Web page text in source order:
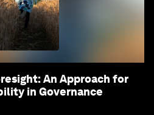
An Approach for
in Governance